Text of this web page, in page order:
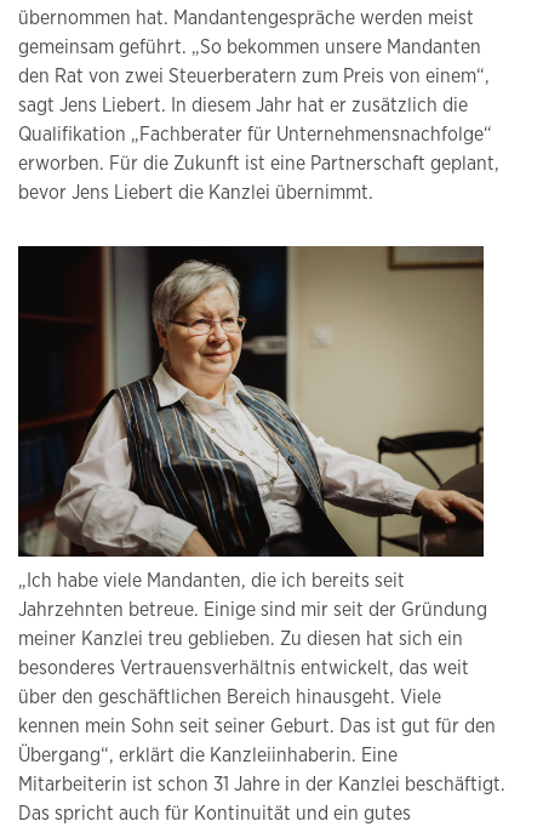
übernommen hat. Mandantengespräche werden meist
gemeinsam geführt. „So bekommen unsere Mandanten
den Rat von zwei Steuerberatern zum Preis von einem“,
sagt Jens Liebert. In diesem Jahr hat er zusätzlich die
Qualifikation „Fachberater für Unternehmensnachfolge“
erworben. Für die Zukunft ist eine Partnerschaft geplant,
bevor Jens Liebert die Kanzlei übernimmt.
„Ich habe viele Mandanten, die ich bereits seit
Jahrzehnten betreue. Einige sind mir seit der Gründung
meiner Kanzlei treu geblieben. Zu diesen hat sich ein
besonderes Vertrauensverhältnis entwickelt, das weit
über den geschäftlichen Bereich hinausgeht. Viele
kennen mein Sohn seit seiner Geburt. Das ist gut für den
Übergang“, erklärt die Kanzleiinhaberin. Eine
Mitarbeiterin ist schon 31 Jahre in der Kanzlei beschäftigt.
Das spricht auch für Kontinuität und ein gutes